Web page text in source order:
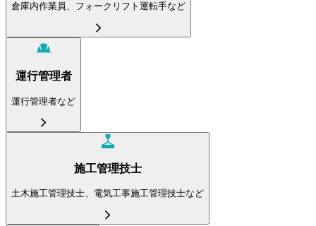
倉庫内作業員、フォークリフト運転手など
運行管理者
運行管理者など
施工管理技士
土木施工管理技士、電気工事施工管理技士など